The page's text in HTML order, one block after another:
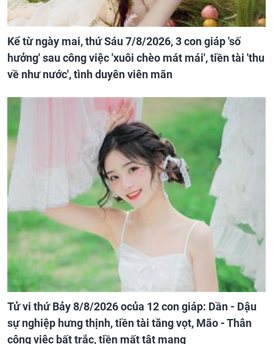
Kể từ ngày mai, thứ Sáu 7/8/2026, 3 con giáp 'số
hưởng' sau công việc 'xuôi chèo mát mái', tiền tài 'thu
về như nước', tình duyên viên mãn
Tử vi thứ Bảy 8/8/2026 ocủa 12 con giáp: Dần - Dậu
sự nghiệp hưng thịnh, tiền tài tăng vọt, Mão - Thân
công việc bất trắc, tiền mất tật mang